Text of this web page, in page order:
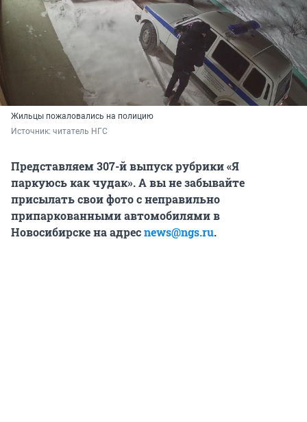
Жильцы пожаловались на полицию
Источник: читатель НГС
Представляем 307-й выпуск рубрики «Я
паркуюсь как чудак».А вы незабывайте
присылать свои фото с неправильно
припаркованными автомобилями в
Новосибирскена адресnews@ngs.ru.